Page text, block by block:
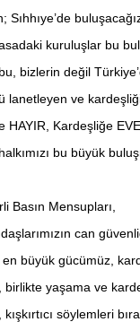
Sıhhıye’de
kuruluşlar bu
bizlerin değil
lanetleyen ve
HAYIR, Kardeşliğe
bu büyük
Basın Mensupları,
can
en büyük gücümüz,
birlikte yaşama ve
söylemleri